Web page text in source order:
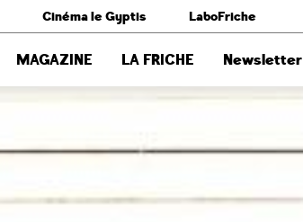
Cinéma le Gyptis LaboFriche
MAGAZINE LA FRICHE Newsletter